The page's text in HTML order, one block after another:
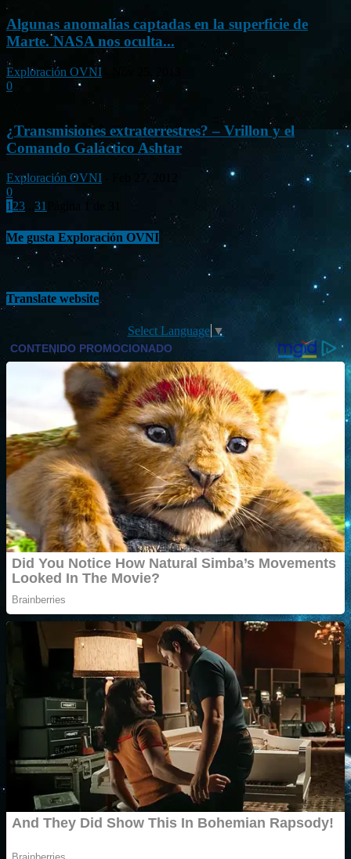
Algunas anomalías captadas en la superficie de
Marte. NASA nos oculta...
Exploración OVNI
0
¿Transmisiones extraterrestres? – Vrillon y el
Comando Galáctico Ashtar
Exploración OVNI
0
123 31
Me gusta Exploración OVNI
Translate website
Select Language ▼